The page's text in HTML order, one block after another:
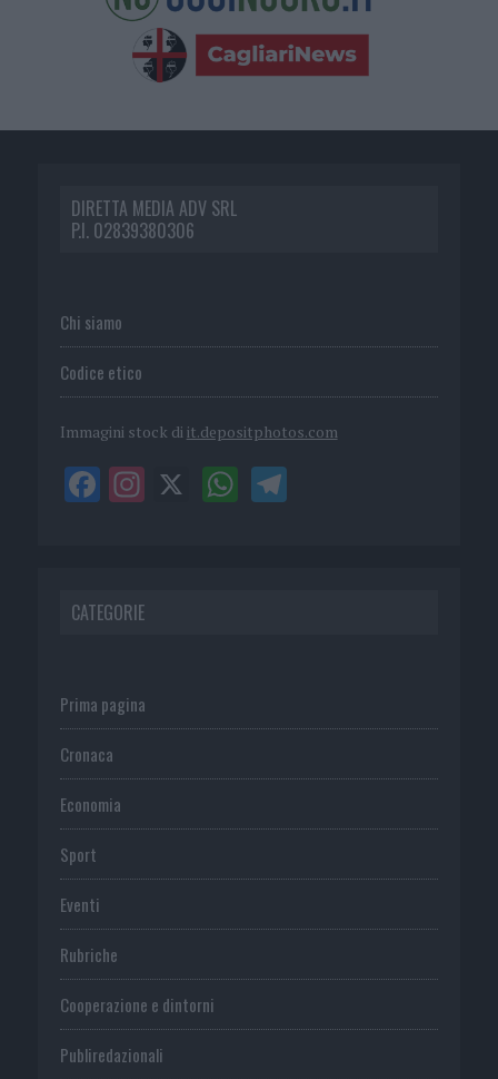
DIRETTA MEDIA ADV SRL
P.I. 02839380306
Chi siamo
Codice etico
Immagini stock di it.depositphotos.com
CATEGORIE
Prima pagina
Cronaca
Economia
Sport
Eventi
Rubriche
Cooperazione e dintorni
Publiredazionali